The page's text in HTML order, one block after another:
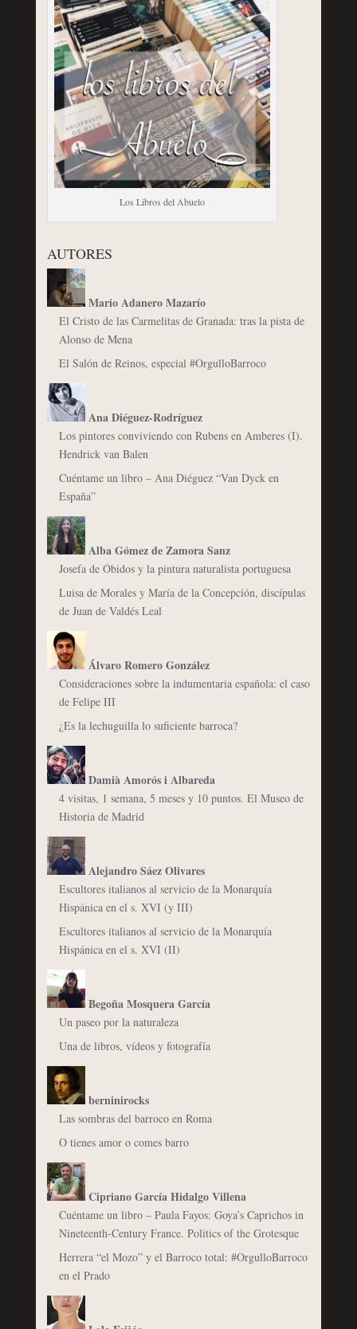
Los Libros del Abuelo
AUTORES
Mario Adanero Mazarío
El Cristo de las Carmelitas de Granada: tras la pista de
Alonso de Mena
El Salón de Reinos, especial #OrgulloBarroco
Ana Diéguez-Rodríguez
Los pintores conviviendo con Rubens en Amberes (I).
Hendrick van Balen
Cuéntame un libro – Ana Diéguez “Van Dyck en
España”
Alba Gómez de Zamora Sanz
Josefa de Óbidos y la pintura naturalista portuguesa
Luisa de Morales y María de la Concepción, discípulas
de Juan de Valdés Leal
Álvaro Romero González
Consideraciones sobre la indumentaria española: el caso
de Felipe III
¿Es la lechuguilla lo suficiente barroca?
Damià Amorós i Albareda
4 visitas, 1 semana, 5 meses y 10 puntos. El Museo de
Historia de Madrid
Alejandro Sáez Olivares
Escultores italianos al servicio de la Monarquía
Hispánica en el s. XVI (y III)
Escultores italianos al servicio de la Monarquía
Hispánica en el s. XVI (II)
Begoña Mosquera García
Un paseo por la naturaleza
Una de libros, vídeos y fotografía
berninirocks
Las sombras del barroco en Roma
O tienes amor o comes barro
Cipriano García Hidalgo Villena
Cuéntame un libro – Paula Fayos: Goya’s Caprichos in
Nineteenth-Century France. Politics of the Grotesque
Herrera “el Mozo” y el Barroco total: #OrgulloBarroco
en el Prado